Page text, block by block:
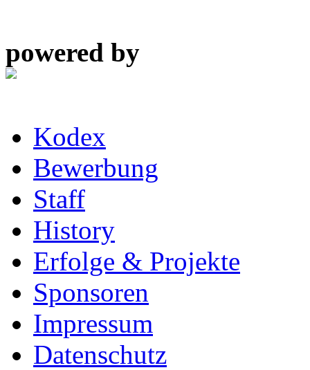
powered by
Kodex
Bewerbung
Staff
History
Erfolge & Projekte
Sponsoren
Impressum
Datenschutz